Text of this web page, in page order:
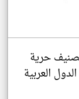
حرية
العربية